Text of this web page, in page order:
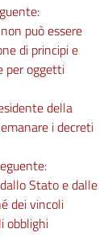
o mobili
può essere
di principi e
per oggetti
della
i decreti
Stato e dalle
dei vincoli
obblighi